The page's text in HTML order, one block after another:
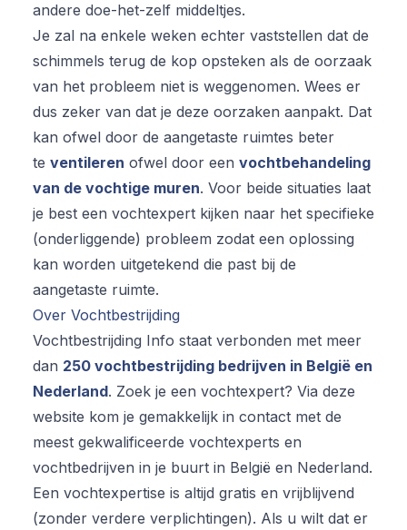
andere doe-het-zelf middeltjes.
Je zal na enkele weken echter vaststellen dat de
schimmels terug de kop opsteken als de oorzaak
van het probleem niet is weggenomen. Wees er
dus zeker van dat je deze oorzaken aanpakt. Dat
kan ofwel door de aangetaste ruimtes beter
te ventileren ofwel door een vochtbehandeling
van de vochtige muren. Voor beide situaties laat
je best een vochtexpert kijken naar het specifieke
(onderliggende) probleem zodat een oplossing
kan worden uitgetekend die past bij de
aangetaste ruimte.
Over Vochtbestrijding
Vochtbestrijding Info staat verbonden met meer
dan 250 vochtbestrijding bedrijven in België en
Nederland. Zoek je een vochtexpert? Via deze
website kom je gemakkelijk in contact met de
meest gekwalificeerde vochtexperts en
vochtbedrijven in je buurt in België en Nederland.
Een vochtexpertise is altijd gratis en vrijblijvend
(zonder verdere verplichtingen). Als u wilt dat er